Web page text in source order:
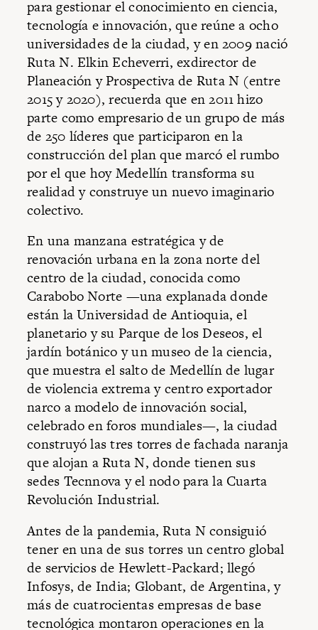
para gestionar el conocimiento en ciencia,
tecnología e innovación, que reúne a ocho
universidades de la ciudad, y en 2009 nació
Ruta N. Elkin Echeverri, exdirector de
Planeación y Prospectiva de Ruta N (entre
2015 y 2020), recuerda que en 2011 hizo
parte como empresario de un grupo de más
de 250 líderes que participaron en la
construcción del plan que marcó el rumbo
por el que hoy Medellín transforma su
realidad y construye un nuevo imaginario
colectivo.
En una manzana estratégica y de
renovación urbana en la zona norte del
centro de la ciudad, conocida como
Carabobo Norte —una explanada donde
están la Universidad de Antioquia, el
planetario y su Parque de los Deseos, el
jardín botánico y un museo de la ciencia,
que muestra el salto de Medellín de lugar
de violencia extrema y centro exportador
narco a modelo de innovación social,
celebrado en foros mundiales—, la ciudad
construyó las tres torres de fachada naranja
que alojan a Ruta N, donde tienen sus
sedes Tecnnova y el nodo para la Cuarta
Revolución Industrial.
Antes de la pandemia, Ruta N consiguió
tener en una de sus torres un centro global
de servicios de Hewlett-Packard; llegó
Infosys, de India; Globant, de Argentina, y
más de cuatrocientas empresas de base
tecnológica montaron operaciones en la